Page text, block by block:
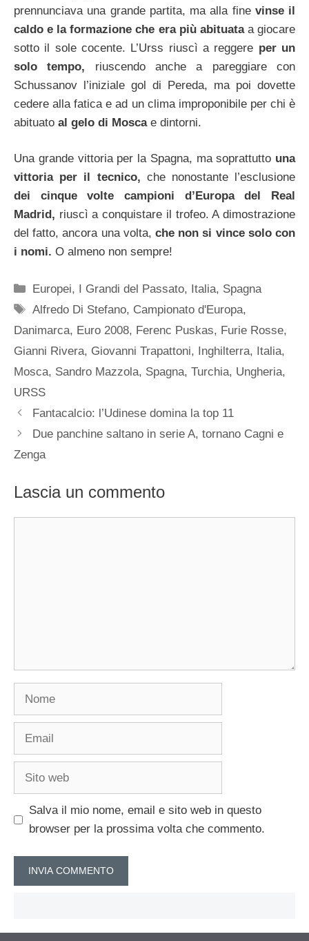
prennunciava una grande partita, ma alla fine vinse il
caldo e la formazione che era più abituata a giocare
sotto il sole cocente. L’Urss riuscì a reggere per un
solo tempo, riuscendo anche a pareggiare con
Schussanov l’iniziale gol di Pereda, ma poi dovette
cedere alla fatica e ad un clima improponibile per chi è
abituato al gelo di Mosca e dintorni.
Una grande vittoria per la Spagna, ma soprattutto una
vittoria per il tecnico, che nonostante l’esclusione
dei cinque volte campioni d’Europa del Real
Madrid, riuscì a conquistare il trofeo. A dimostrazione
del fatto, ancora una volta, che non si vince solo con
i nomi. O almeno non sempre!
Categorie
Europei, I Grandi del Passato, Italia, Spagna
Tag
Alfredo Di Stefano, Campionato d'Europa,
Danimarca, Euro 2008, Ferenc Puskas, Furie Rosse,
Gianni Rivera, Giovanni Trapattoni, Inghilterra, Italia,
Mosca, Sandro Mazzola, Spagna, Turchia, Ungheria,
URSS
Fantacalcio: l’Udinese domina la top 11
Due panchine saltano in serie A, tornano Cagni e
Zenga
Lascia un commento
Nome
Email
Sito
Salva il mio nome, email e sito web in questo
browser per la prossima volta che commento.